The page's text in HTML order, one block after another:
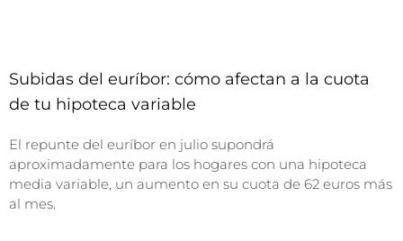
Subidas del euríbor: cómo afectan a la cuota
de tu hipoteca variable
El repunte del euríbor en julio supondrá
aproximadamente para los hogares con una hipoteca
media variable, un aumento en su cuota de 62 euros más
al mes.